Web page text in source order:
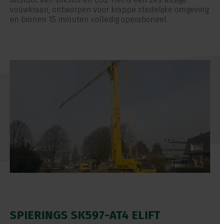
vouwkraan, ontworpen voor krappe stedelijke omgeving
en binnen 15 minuten volledig operationeel.
SPIERINGS SK597-AT4 ELIFT